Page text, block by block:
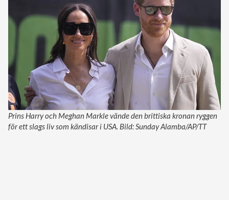
Prins Harry och Meghan Markle vände den brittiska kronan ryggen
för ett slags liv som kändisar i USA. Bild: Sunday Alamba/AP/TT